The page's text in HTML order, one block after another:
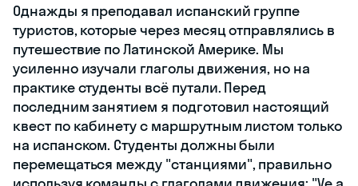
Однажды я преподавал испанский группе
туристов, которые через месяц отправлялись в
путешествие по Латинской Америке. Мы
усиленно изучали глаголы движения, но на
практике студенты всё путали. Перед
последним занятием я подготовил настоящий
квест по кабинету с маршрутным листом только
на испанском. Студенты должны были
перемещаться между "станциями", правильно